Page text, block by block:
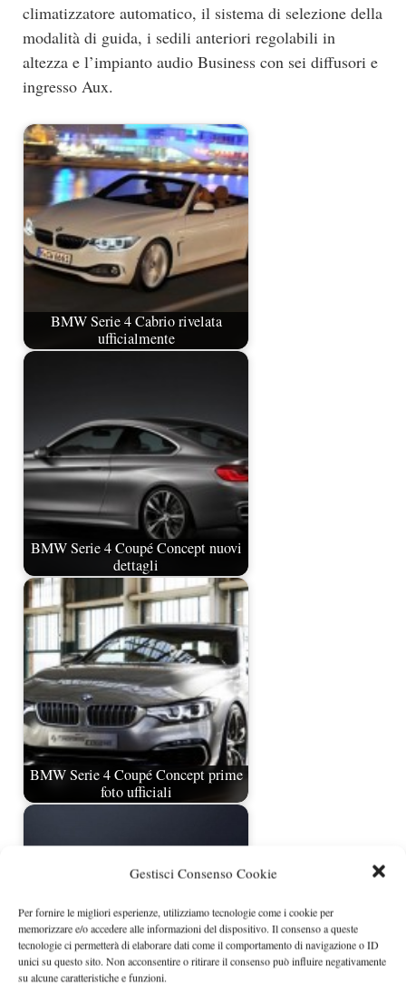
Gestisci Consenso Cookie
Per fornire le migliori esperienze, utilizziamo tecnologie come i cookie per
memorizzare e/o accedere alle informazioni del dispositivo. Il consenso a queste
tecnologie ci permetterà di elaborare dati come il comportamento di navigazione o ID
unici su questo sito. Non acconsentire o ritirare il consenso può influire negativamente
su alcune caratteristiche e funzioni.
climatizzatore automatico, il sistema di selezione della
modalità di guida, i sedili anteriori regolabili in
altezza e l’impianto audio Business con sei diffusori e
ingresso Aux.
BMW Serie 4 Cabrio rivelata
ufficialmente
BMW Serie 4 Coupé Concept nuovi
dettagli
BMW Serie 4 Coupé Concept prime
foto ufficiali